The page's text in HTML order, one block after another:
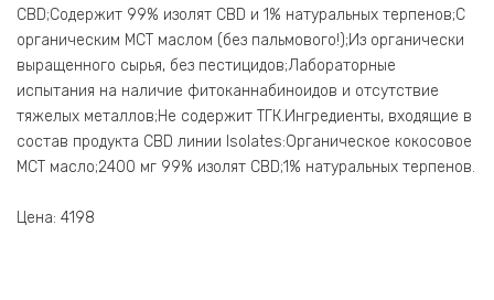
CBD;Содержит 99% изолят СBD и 1% натуральных терпенов;С
органическим MCT маслом (без пальмового!);Из органически
выращенного сырья, без пестицидов;Лабораторные
испытания на наличие фитоканнабиноидов и отсутствие
тяжелых металлов;Не содержит ТГК.Ингредиенты, входящие в
состав продукта CBD линии Isolates:Органическое кокосовое
MCT масло;2400 мг 99% изолят СBD;1% натуральных терпенов.
Цена: 4198